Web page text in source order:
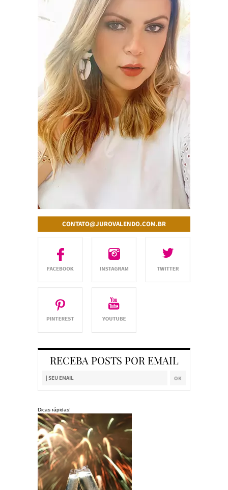
CONTATO@JUROVALENDO.COM.BR
RECEBA POSTS POR EMAIL
Dicas rápidas!